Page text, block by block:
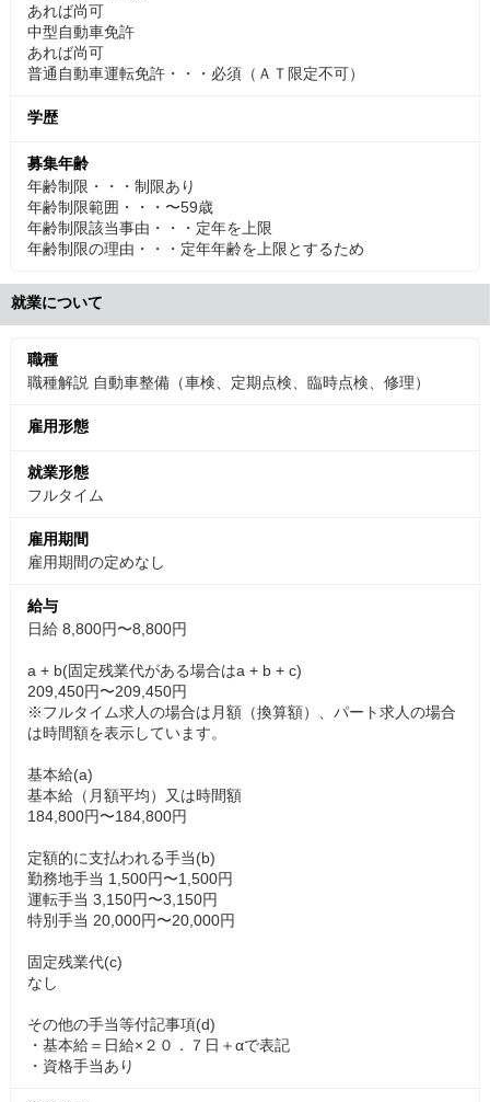
あれば尚可
中型自動車免許
あれば尚可
普通自動車運転免許・・・必須（ＡＴ限定不可）
学歴
募集年齢
年齢制限・・・制限あり
年齢制限範囲・・・〜59歳
年齢制限該当事由・・・定年を上限
年齢制限の理由・・・定年年齢を上限とするため
就業について
職種
職種解説 自動車整備（車検、定期点検、臨時点検、修理）
雇用形態
就業形態
フルタイム
雇用期間
雇用期間の定めなし
給与
日給 8,800円〜8,800円
a + b(固定残業代がある場合はa + b + c)
209,450円〜209,450円
※フルタイム求人の場合は月額（換算額）、パート求人の場合
は時間額を表示しています。
基本給(a)
基本給（月額平均）又は時間額
184,800円〜184,800円
定額的に支払われる手当(b)
勤務地手当 1,500円〜1,500円
運転手当 3,150円〜3,150円
特別手当 20,000円〜20,000円
固定残業代(c)
なし
その他の手当等付記事項(d)
・基本給＝日給×２０．７日＋αで表記
・資格手当あり